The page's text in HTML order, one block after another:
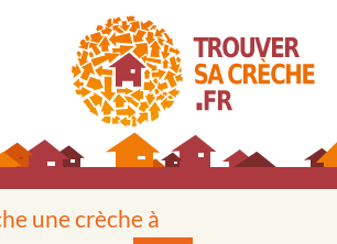
une crèche à